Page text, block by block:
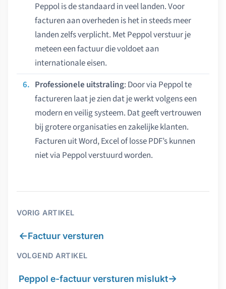
Peppol is de standaard in veel landen. Voor
facturen aan overheden is het in steeds meer
landen zelfs verplicht. Met Peppol verstuur je
meteen een factuur die voldoet aan
internationale eisen.
Professionele uitstraling: Door via Peppol te
factureren laat je zien dat je werkt volgens een
modern en veilig systeem. Dat geeft vertrouwen
bij grotere organisaties en zakelijke klanten.
Facturen uit Word, Excel of losse PDF’s kunnen
niet via Peppol verstuurd worden.
VORIG ARTIKEL
←Factuur versturen
VOLGEND ARTIKEL
Peppol e-factuur versturen mislukt→